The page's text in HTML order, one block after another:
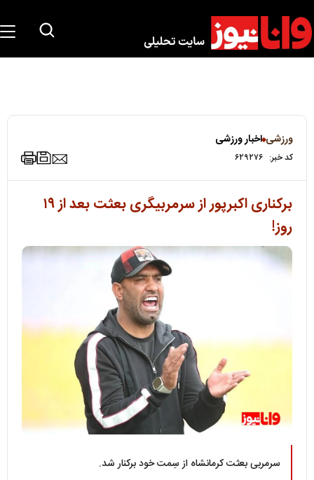
ورزشی اخبار ورزشی
کد خبر: ۶۲۹۲۷۶
برکناری اکبرپور از سرمربیگری بعثت بعد از ۱۹
روز!
سرمربی بعثت کرمانشاه از سِمت خود برکنار شد.